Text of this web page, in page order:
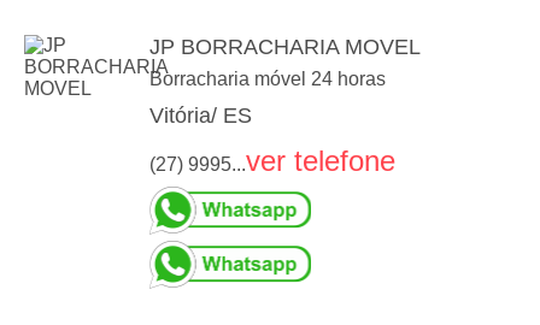
JP BORRACHARIA MOVEL
Borracharia móvel 24 horas
Vitória/ ES
(27) 9995...ver telefone